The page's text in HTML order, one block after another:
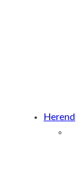
Herend